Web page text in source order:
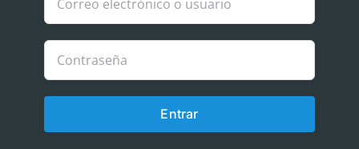
Política de privacidad
Entrar